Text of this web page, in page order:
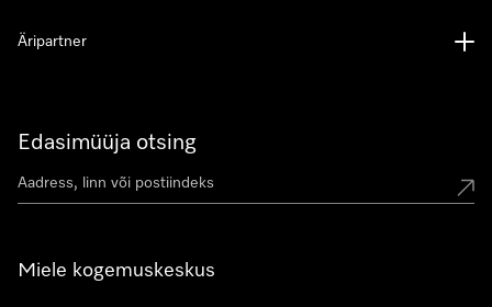
Edasimüüja otsing
Miele kogemuskeskus
Äripartner